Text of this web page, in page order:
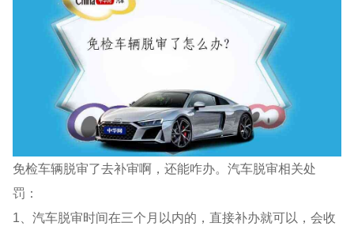
免检车辆脱审了去补审啊，还能咋办。汽车脱审相关处
罚：
1、汽车脱审时间在三个月以内的，直接补办就可以，会收